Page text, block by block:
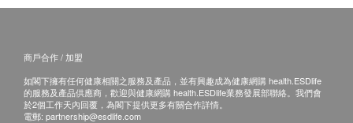
大便
大便隱血
大便常規檢查
HK$2,250.0
靜臥心電圖
檢查心臟基本運作
射。
療(如化療、類固醇等)，應先諮詢醫生意見及指導
如正服用藥物，但不清楚能否接受該疫苗注射，建
議先諮詢醫生意見或於注射日攜同有關藥物給醫護
商戶合作 / 加盟
如閣下擁有任何健康相關之服務及產品，並有興趣成為健康網購 health.ESDlife
的服務及產品供應商，歡迎與健康網購 health.ESDlife業務發展部聯絡。我們會
於2個工作天內回覆，為閣下提供更多有關合作詳情。
電郵: partnership@esdlife.com